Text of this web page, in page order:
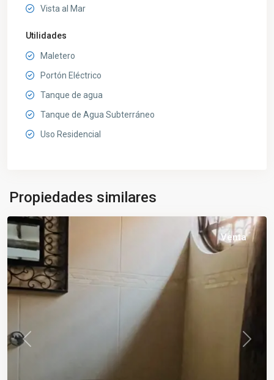
Vista al Mar
Utilidades
Maletero
Portón Eléctrico
Tanque de agua
Tanque de Agua Subterráneo
Uso Residencial
Propiedades similares
Venta
Previous Next